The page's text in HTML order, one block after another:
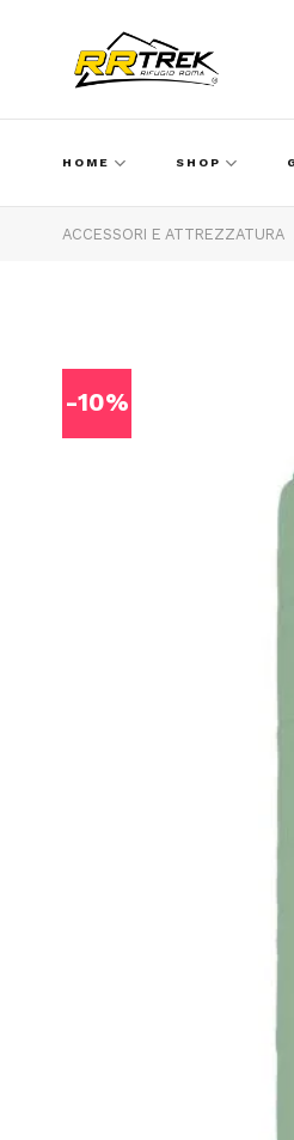
HOME SHOP
ACCESSORI E ATTREZZATURA
-10%